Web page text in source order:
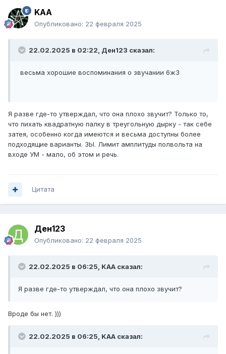
KAA
Опубликовано: 22 февраля 2025
22.02.2025 в 02:22, Ден123 сказал:
весьма хорошие воспоминания о звучании 6ж3
Я разве где-то утверждал, что она плохо звучит? Только то,
что пихать квадратную палку в треугольную дырку - так себе
затея, особенно когда имеются и весьма доступны более
подходящие варианты. ЗЫ. Лимит амплитуды полвольта на
входе УМ - мало, об этом и речь.
Цитата
Ден123
Опубликовано: 22 февраля 2025
22.02.2025 в 06:25, KAA сказал:
Я разве где-то утверждал, что она плохо звучит?
Вроде бы нет. )))
22.02.2025 в 06:25, KAA сказал: